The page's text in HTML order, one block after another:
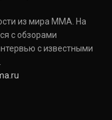
из мира ММА. На
с обзорами
с известными